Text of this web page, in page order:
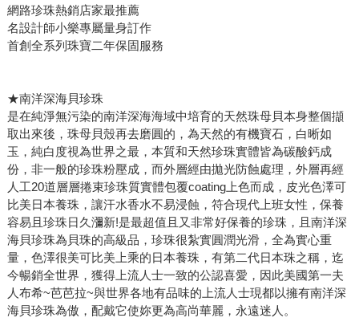
網路珍珠熱銷店家最推薦
名設計師小樂專屬量身訂作
首創全系列珠寶二年保固服務
★南洋深海貝珍珠
是在純淨無污染的南洋深海海域中培育的天然珠母貝本身整個擷
取出來後，珠母貝殼再去磨圓的，為天然的有機寶石，白晰如
玉，純白度視為世界之最，本質和天然珍珠實體皆為碳酸鈣成
份，非一般的珍珠粉壓成，而外層經由拋光防蝕處理，外層再經
人工20道層層捲束珍珠質實體包覆coating上色而成，皮光色澤可
比美日本養珠，讓汗水香水不易浸蝕，符合現代上班女性，保養
容易且珍珠日久瀰新!是最超值且又非常好保養的珍珠，且南洋深
海貝珍珠為貝珠的高級品，珍珠很紮實圓潤光滑，全為實心重
量，色澤很美可比美上乘的日本養珠，有第二代日本珠之稱，迄
今暢銷全世界，獲得上流人士一致的公認喜愛，因此美國第一夫
人布希~芭芭拉~與世界各地有品味的上流人士現都以擁有南洋深
海貝珍珠為傲，配戴它使妳更為高尚華麗，永遠迷人。